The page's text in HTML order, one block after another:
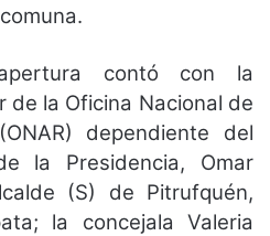
contó con la
de la Oficina Nacional de
dependiente del
la Presidencia, Omar
(S) de Pitrufquén,
la concejala Valeria